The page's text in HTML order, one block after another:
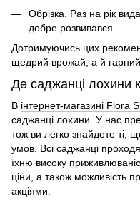
Обрізка. Раз на рік
добре розвивався.
Дотримуючись цих
щедрий врожай, а й
Де саджанці лохини
В інтернет-магазині Flora
саджанці лохини. У нас
тож ви легко знайдете ті,
умов. Всі саджанці
їхню високу
ціни, а також можливість
акціями.